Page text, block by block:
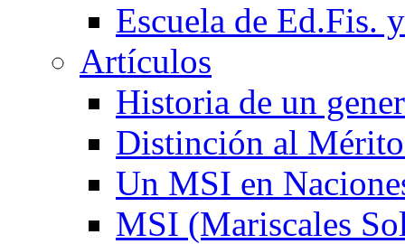
Escuela de Ed.Fis.
Artículos
Historia de un
Distinción al
Un MSI en
MSI (Mariscales